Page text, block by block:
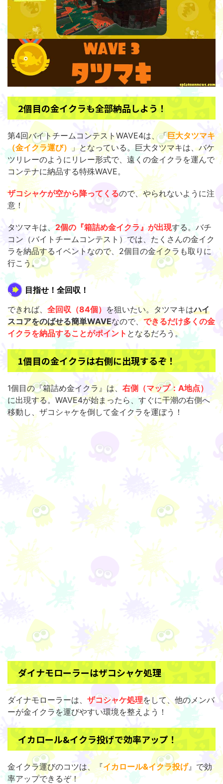
2個目の金イクラも全部納品しよう！
第4回バイトチームコンテストWAVE4は、「巨大タツマキ
（金イクラ運び）」となっている。巨大タツマキは、バケ
ツリレーのようにリレー形式で、遠くの金イクラを運んで
コンテナに納品する特殊WAVE。
ザコシャケが空から降ってくるので、やられないように注
意！
タツマキは、 2個の『箱詰め金イクラ』が出現する。バチ
コン（バイトチームコンテスト）では、たくさんの金イク
ラを納品するイベントなので、2個目の金イクラも取りに
行こう。
目指せ！全回収！
できれば、 全回収（84個） を狙いたい。タツマキはハイ
スコアをのばせる簡単WAVEなので、できるだけ多くの金
イクラを納品することがポイント となるだろう。
1個目の金イクラは右側に出現するぞ！
1個目の『箱詰め金イクラ』は、 右側（マップ：A地点）
に出現する。WAVE4が始まったら、すぐに干潮の右側へ
移動し、ザコシャケを倒して金イクラを運ぼう！
ダイナモローラーはザコシャケ処理
ダイナモローラーは、 ザコシャケ処理をして、他のメンバ
ーが金イクラを運びやすい環境を整えよう！
イカロール&イクラ投げで効率アップ！
金イクラ運びのコツは、『イカロール&イクラ投げ』で効
率アップできるぞ！